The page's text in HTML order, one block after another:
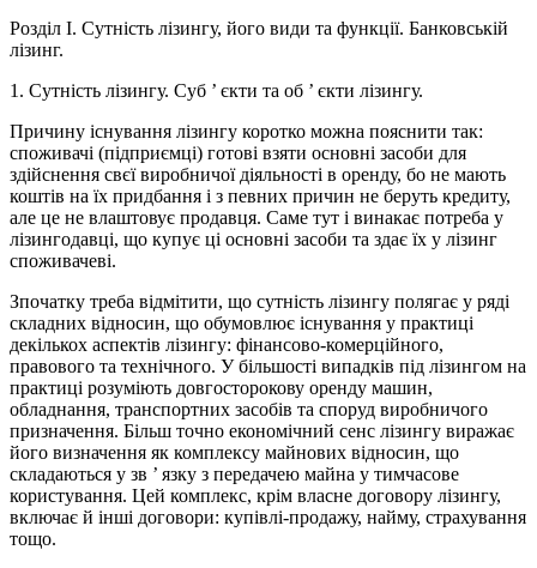
Розділ І. Сутність лізингу, його види та функції. Банковській
лізинг.
1. Сутність лізингу. Суб ’ єкти та об ’ єкти лізингу.
Причину існування лізингу коротко можна пояснити так:
споживачі (підприємці) готові взяти основні засоби для
здійснення свєї виробничої діяльності в оренду, бо не мають
коштів на їх придбання і з певних причин не беруть кредиту,
але це не влаштовує продавця. Саме тут і винакає потреба у
лізингодавці, що купує ці основні засоби та здає їх у лізинг
споживачеві.
Зпочатку треба відмітити, що сутність лізингу полягає у ряді
складних відносин, що обумовлює існування у практиці
декількох аспектів лізингу: фінансово-комерційного,
правового та технічного. У більшості випадків під лізингом на
практиці розуміють довгосторокову оренду машин,
обладнання, транспортних засобів та споруд виробничого
призначення. Більш точно економічний сенс лізингу виражає
його визначення як комплексу майнових відносин, що
складаються у зв ’ язку з передачею майна у тимчасове
користування. Цей комплекс, крім власне договору лізингу,
включає й інші договори: купівлі-продажу, найму, страхування
тощо.